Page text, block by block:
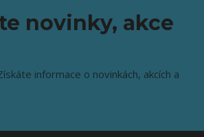
novinky, akce
informace o novinkách, akcích a